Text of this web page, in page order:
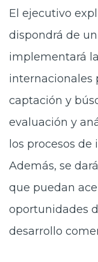
El ejecutivo
dispondrá de
implementará
internacionales
captación y
evaluación y
los procesos
Además, se
que puedan
oportunidades
desarrollo